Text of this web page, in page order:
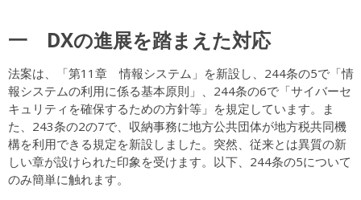
一 DXの進展を踏まえた対応
法案は、「第11章 情報システム」を新設し、244条の5で「情
報システムの利用に係る基本原則」、244条の6で「サイバーセ
キュリティを確保するための方針等」を規定しています。ま
た、243条の2の7で、収納事務に地方公共団体が地方税共同機
構を利用できる規定を新設しました。突然、従来とは異質の新
しい章が設けられた印象を受けます。以下、244条の5について
のみ簡単に触れます。